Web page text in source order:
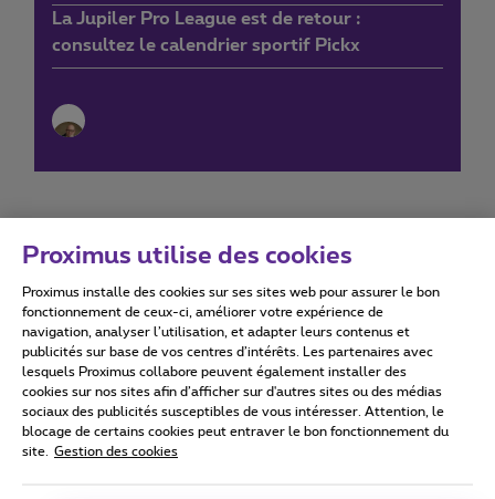
La Jupiler Pro League est de retour :
consultez le calendrier sportif Pickx
Conditions d'utilisation Accessibility statement
Tous droits réservés. © 2026
Conditions générales, info consommateur
Proximus utilise des cookies
Proximus installe des cookies sur ses sites web pour assurer le bon
fonctionnement de ceux-ci, améliorer votre expérience de
navigation, analyser l’utilisation, et adapter leurs contenus et
publicités sur base de vos centres d’intérêts. Les partenaires avec
lesquels Proximus collabore peuvent également installer des
cookies sur nos sites afin d’afficher sur d'autres sites ou des médias
sociaux des publicités susceptibles de vous intéresser. Attention, le
blocage de certains cookies peut entraver le bon fonctionnement du
site.
Gestion des cookies